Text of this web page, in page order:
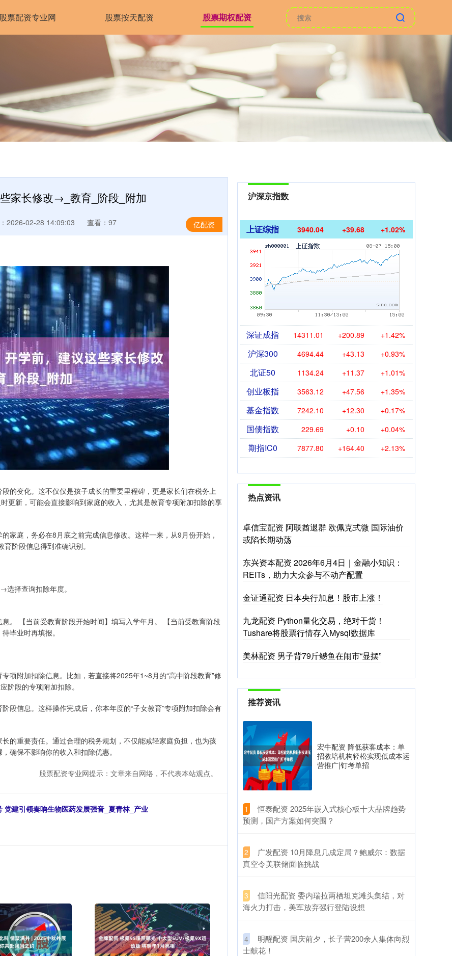
股票配资专业网 股票按天配资 股票期权配资
家长修改→_教育_阶段_附加
亿配资
2026-02-28 14:09:03 查看：97
的变化。这不仅仅是孩子成长的重要里程碑，更是家长们在税务上
更新，可能会直接影响到家庭的收入，尤其是教育专项附加扣除的享
家庭，务必在8月底之前完成信息修改。这样一来，从9月份开始，
阶段信息得到准确识别。
择查询扣除年度。
。 【当前受教育阶段开始时间】填写入学年月。 【当前受教育阶段
毕业时再填报。
项附加扣除信息。比如，若直接将2025年1~8月的“高中阶段教育”修
阶段的专项附加扣除。
段信息。这样操作完成后，你本年度的“子女教育”专项附加扣除会有
的重要责任。通过合理的税务规划，不仅能减轻家庭负担，也为孩
确保不影响你的收入和扣除优惠。
股票配资专业网提示：文章来自网络，不代表本站观点。
建引领奏响生物医药发展强音_夏青林_产业
沪深京指数
上证综指 3940.04 +39.68 +1.02%
深证成指 14311.01 +200.89 +1.42%
沪深300 4694.44 +43.13 +0.93%
北证50 1134.24 +11.37 +1.01%
创业板指 3563.12 +47.56 +1.35%
基金指数 7242.10 +12.30 +0.17%
国债指数 229.69 +0.10 +0.04%
期指IC0 7877.80 +164.40 +2.13%
热点资讯
卓信宝配资 阿联酋退群 欧佩克式微 国际油价
或陷长期动荡
东兴资本配资 2026年6月4日｜金融小知识：
REITs，助力大众参与不动产配置
金证通配资 日本央行加息！股市上涨！
九龙配资 Python量化交易，绝对干货！
Tushare将股票行情存入Mysql数据库
美林配资 男子背79斤鳡鱼在闹市“显摆”
推荐资讯
宏牛配资 降低获客成本：单
招教培机构轻松实现低成本运
营推广|钉考单招
1
​恒泰配资 2025年嵌入式核心板十大品牌趋势
预测，国产方案如何突围？
2
​广发配资 10月降息几成定局？鲍威尔：数据
真空令美联储面临挑战
3
​信阳光配资 委内瑞拉两栖坦克滩头集结，对
海火力打击，美军放弃强行登陆设想
4
​明醒配资 国庆前夕，长子营200余人集体向烈
士献花！